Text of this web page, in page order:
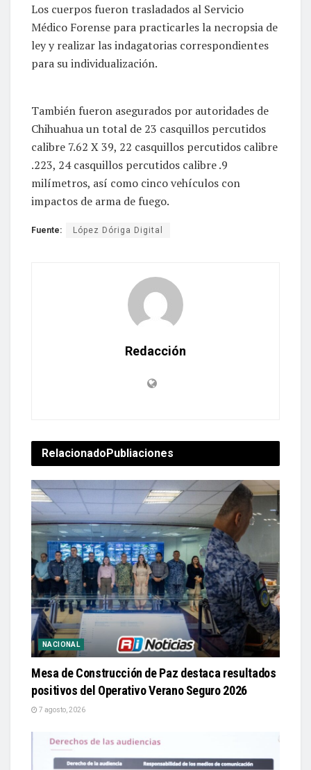
Los cuerpos fueron trasladados al Servicio
Médico Forense para practicarles la necropsia de
ley y realizar las indagatorias correspondientes
para su individualización.
También fueron asegurados por autoridades de
Chihuahua un total de 23 casquillos percutidos
calibre 7.62 X 39, 22 casquillos percutidos calibre
.223, 24 casquillos percutidos calibre .9
milímetros, así como cinco vehículos con
impactos de arma de fuego.
Fuente: López Dóriga Digital
Redacción
RelacionadoPubliaciones
NACIONAL
Mesa de Construcción de Paz destaca resultados
positivos del Operativo Verano Seguro 2026
7 agosto, 2026